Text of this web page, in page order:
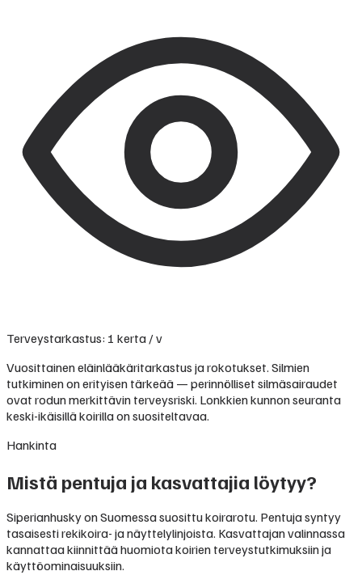
Terveystarkastus: 1 kerta / v
Vuosittainen eläinlääkäritarkastus ja rokotukset. Silmien
tutkiminen on erityisen tärkeää — perinnölliset silmäsairaudet
ovat rodun merkittävin terveysriski. Lonkkien kunnon seuranta
keski-ikäisillä koirilla on suositeltavaa.
Hankinta
Mistä pentuja ja kasvattajia löytyy?
Siperianhusky on Suomessa suosittu koirarotu. Pentuja syntyy
tasaisesti rekikoira- ja näyttelylinjoista. Kasvattajan valinnassa
kannattaa kiinnittää huomiota koirien terveystutkimuksiin ja
käyttöominaisuuksiin.